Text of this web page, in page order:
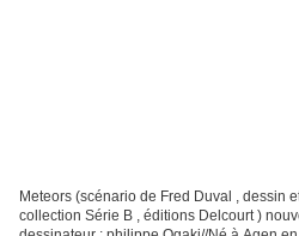
Meteors (scénario de Fred Duval , dessin
collection Série B , éditions Delcourt )